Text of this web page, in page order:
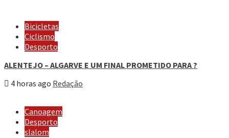
Bicicletas
Ciclismo
Desporto
ALENTEJO – ALGARVE E UM FINAL PROMETIDO PARA ?
4 horas ago Redação
Canoagem
Desporto
slalom